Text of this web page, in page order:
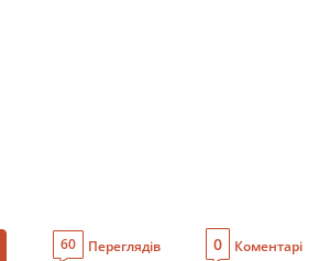
60 Переглядів 0 Коментарі